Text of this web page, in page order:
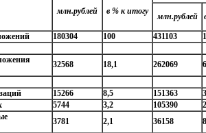
млн.рублей в % к итогу
млн.рублей
180304 100 431103
32568 18,1 262069
15266 8,5 151363
5744 3,2 105390
3781 2,1 36158